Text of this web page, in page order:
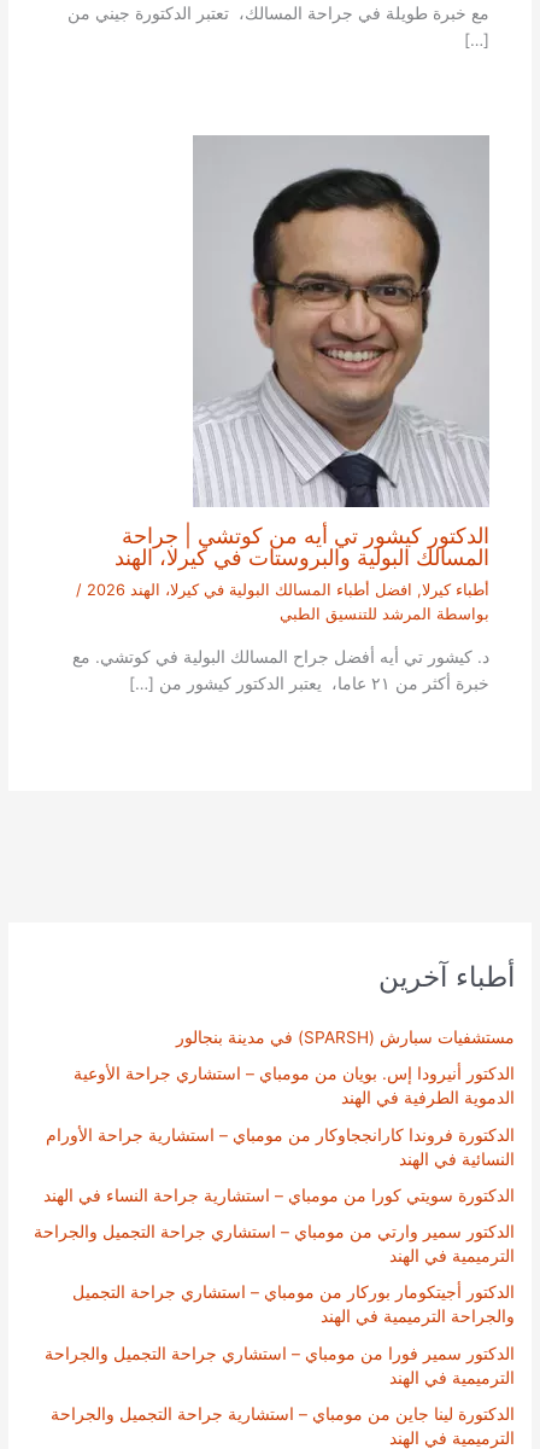
أطباء آخرين
مستشفيات سبارش (SPARSH) في مدينة بنجالور
الدكتور أنيرودا إس. بويان من مومباي – استشاري جراحة الأوعية
الدموية الطرفية في الهند
الدكتورة فروندا كارانججاوكار من مومباي – استشارية جراحة الأورام
النسائية في الهند
الدكتورة سويتي كورا من مومباي – استشارية جراحة النساء في الهند
الدكتور سمير وارتي من مومباي – استشاري جراحة التجميل والجراحة
الترميمية في الهند
الدكتور أجيتكومار بوركار من مومباي – استشاري جراحة التجميل
والجراحة الترميمية في الهند
الدكتور سمير فورا من مومباي – استشاري جراحة التجميل والجراحة
الترميمية في الهند
الدكتورة لينا جاين من مومباي – استشارية جراحة التجميل والجراحة
الترميمية في الهند
مع خبرة طويلة في جراحة المسالك، تعتبر الدكتورة جيني من
[…]
الدكتور كيشور تي أيه من كوتشي | جراحة
المسالك البولية والبروستات في كيرلا، الهند
أطباء كيرلا, افضل أطباء المسالك البولية في كيرلا، الهند 2026
/
بواسطة المرشد للتنسيق الطبي
د. كيشور تي أيه أفضل جراح المسالك البولية في كوتشي. مع
خبرة أكثر من ٢١ عاما، يعتبر الدكتور كيشور من […]